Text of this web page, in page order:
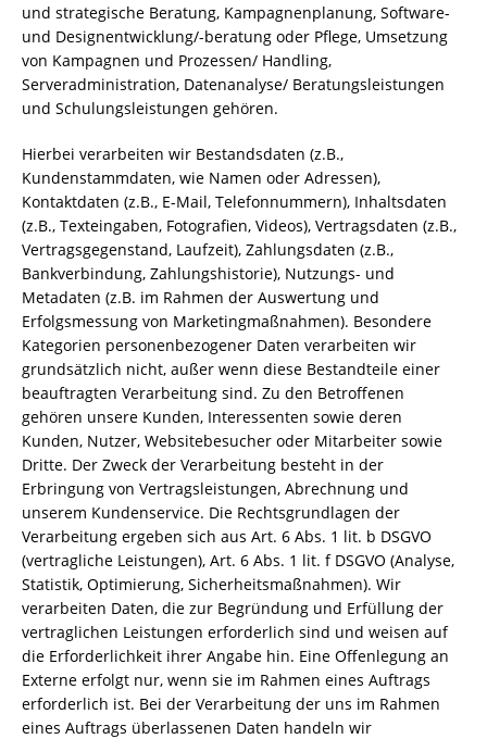
und strategische Beratung, Kampagnenplanung, Software-
und Designentwicklung/-beratung oder Pflege, Umsetzung
von Kampagnen und Prozessen/ Handling,
Serveradministration, Datenanalyse/ Beratungsleistungen
und Schulungsleistungen gehören.
Hierbei verarbeiten wir Bestandsdaten (z.B.,
Kundenstammdaten, wie Namen oder Adressen),
Kontaktdaten (z.B., E-Mail, Telefonnummern), Inhaltsdaten
(z.B., Texteingaben, Fotografien, Videos), Vertragsdaten (z.B.,
Vertragsgegenstand, Laufzeit), Zahlungsdaten (z.B.,
Bankverbindung, Zahlungshistorie), Nutzungs- und
Metadaten (z.B. im Rahmen der Auswertung und
Erfolgsmessung von Marketingmaßnahmen). Besondere
Kategorien personenbezogener Daten verarbeiten wir
grundsätzlich nicht, außer wenn diese Bestandteile einer
beauftragten Verarbeitung sind. Zu den Betroffenen
gehören unsere Kunden, Interessenten sowie deren
Kunden, Nutzer, Websitebesucher oder Mitarbeiter sowie
Dritte. Der Zweck der Verarbeitung besteht in der
Erbringung von Vertragsleistungen, Abrechnung und
unserem Kundenservice. Die Rechtsgrundlagen der
Verarbeitung ergeben sich aus Art. 6 Abs. 1 lit. b DSGVO
(vertragliche Leistungen), Art. 6 Abs. 1 lit. f DSGVO (Analyse,
Statistik, Optimierung, Sicherheitsmaßnahmen). Wir
verarbeiten Daten, die zur Begründung und Erfüllung der
vertraglichen Leistungen erforderlich sind und weisen auf
die Erforderlichkeit ihrer Angabe hin. Eine Offenlegung an
Externe erfolgt nur, wenn sie im Rahmen eines Auftrags
erforderlich ist. Bei der Verarbeitung der uns im Rahmen
eines Auftrags überlassenen Daten handeln wir